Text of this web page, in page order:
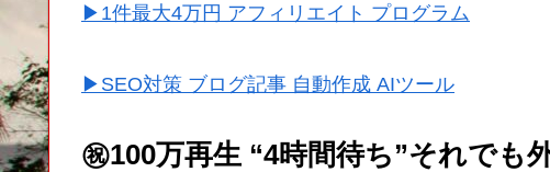
▶1件最大4万円 アフィリエイト プログラム
▶SEO対策 ブログ記事 自動作成 AIツール
㊗️100万再生 “4時間待ち”それでも